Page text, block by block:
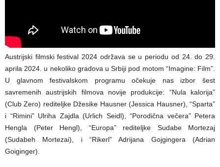
Austrijski filmski festival 2024 održava se u periodu od 24. do 29.
aprila 2024. u nekoliko gradova u Srbiji pod motom “Imagine: Film”.
U glavnom festivalskom programu očekuje nas izbor šest
savremenih austrijskih filmova novije produkcije: “Nula kalorija”
(Club Zero) rediteljke Džesike Hausner (Jessica Hausner), “Sparta”
i “Rimini” Ulriha Zajdla (Urlich Seidl), “Porodična večera” Petera
Hengla (Peter Hengl), “Europa” rediteljke Sudabe Mortezaj
(Sudabeh Mortezai), i “Rikerl” Adrijana Gojgingera (Adrian
Goiginger).